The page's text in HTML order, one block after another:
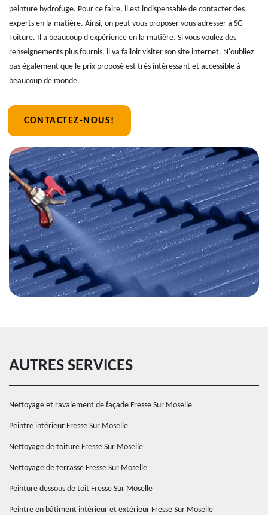
peinture hydrofuge. Pour ce faire, il est indispensable de contacter des
experts en la matière. Ainsi, on peut vous proposer vous adresser à SG
Toiture. Il a beaucoup d'expérience en la matière. Si vous voulez des
renseignements plus fournis, il va falloir visiter son site internet. N'oubliez
pas également que le prix proposé est très intéressant et accessible à
beaucoup de monde.
CONTACTEZ-NOUS!
AUTRES SERVICES
Nettoyage et ravalement de façade Fresse Sur Moselle
Peintre intérieur Fresse Sur Moselle
Nettoyage de toiture Fresse Sur Moselle
Nettoyage de terrasse Fresse Sur Moselle
Peinture dessous de toit Fresse Sur Moselle
Peintre en bâtiment intérieur et extérieur Fresse Sur Moselle